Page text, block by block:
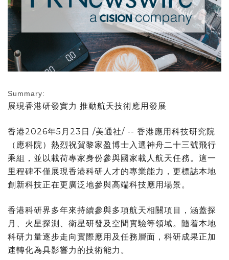
Summary:
展現香港研發實力 推動航天技術應用發展
香港2026年5月23日 /美通社/ -- 香港應用科技研究院
（應科院）熱烈祝賀黎家盈博士入選神舟二十三號飛行
乘組，並以載荷專家身份參與國家載人航天任務。這一
里程碑不僅展現香港科研人才的專業能力，更標誌本地
創新科技正在更廣泛地參與高端科技應用場景。
香港科研界多年來持續參與多項航天相關項目，涵蓋探
月、火星探測、衛星研發及空間實驗等領域。隨着本地
科研力量逐步走向實際應用及任務層面，科研成果正加
速轉化為具影響力的技術能力。